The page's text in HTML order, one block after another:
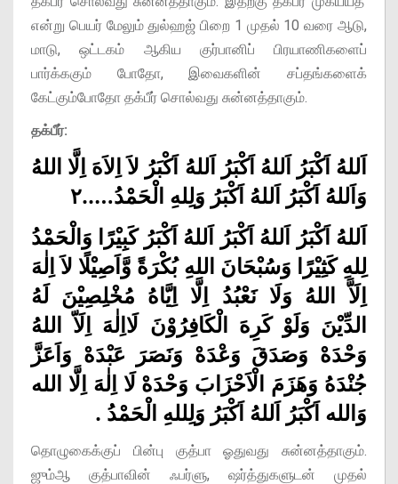
என்று பெயர் மேலும் துல்ஹஜ் பிறை 1 முதல் 10 வரை ஆடு,
மாடு, ஒட்டகம் ஆகிய குர்பானிப் பிரயாணிகளைப்
பார்க்ககும் போதோ, இவைகளின் சப்தங்களைக்
கேட்கும்போதோ தக்பீர் சொல்வது சுன்னத்தாகும்.
தக்பீர்:
اَللهُ اَكْبَرُ اَللهُ اَكْبَرُ اَللهُ اَكْبَرُ لاَ اِلاَهَ اِلَّا اللهُ
وَاَللهُ اَكْبَرُ اَللهُ اَكْبَرُ وَلِلهِ الْحَمْدُ…..۲
اَللهُ اَكْبَرُ اَللهُ اَكْبَرُ اَللهُ اَكْبَرُ كَبِيْرًا وَالْحَمْدُ
لِلهِ كَثِيْرًا وَسُبْحَانَ اللهِ بُكْرَةً وَّاَصِيْلًا لاَ اِلٰهَ
اِلَاَّ اللهُ وَلَا نَعْبُدُ اِلَّا اِيَّاهُ مُخْلِصِيْنَ لَهُ
الدِّيْنَ وَلَوْ كَرِهَ الْكَافِرُوْنَ لَااِلٰهَ اِلَاّ اللهُ
وَحْدَهْ وَصَدَقَ وَعْدَهْ وَنَصَرَ عَبْدَهْ وَاَعَزَّ
جُنْدَهُ وَهَزَمَ الْاَحْزَابَ وَحْدَهْ لَا اِلٰهَ اِلَّا الله
وَالله اَكْبَرُ اَللهُ اَكْبَرُ وَلِللهِ الْحَمْدُ .
தொழுகைக்குப் பின்பு குத்பா ஓதுவது சுன்னத்தாகும்.
ஜும்ஆ குத்பாவின் ஃபர்ளு, ஷர்த்துகளுடன் முதல்